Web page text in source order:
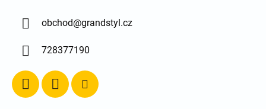
obchod@grandstyl.cz
728377190